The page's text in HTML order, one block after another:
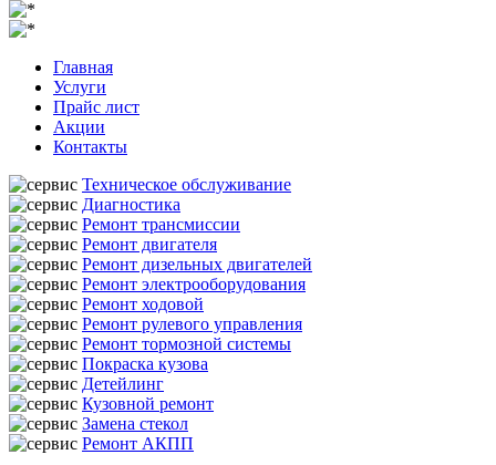
Главная
Услуги
Прайс лист
Акции
Контакты
Техническое обслуживание
Диагностика
Ремонт трансмиссии
Ремонт двигателя
Ремонт дизельных двигателей
Ремонт электрооборудования
Ремонт ходовой
Ремонт рулевого управления
Ремонт тормозной системы
Покраска кузова
Детейлинг
Кузовной ремонт
Замена стекол
Ремонт АКПП